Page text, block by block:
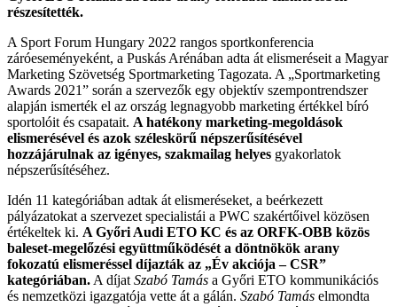
részesítették.
A Sport Forum Hungary 2022 rangos sportkonferencia
záróeseményeként, a Puskás Arénában adta át elismeréseit a Magyar
Marketing Szövetség Sportmarketing Tagozata. A „Sportmarketing
Awards 2021” során a szervezők egy objektív szempontrendszer
alapján ismerték el az ország legnagyobb marketing értékkel bíró
sportolóit és csapatait. A hatékony marketing-megoldások
elismerésével és azok széleskörű népszerűsítésével
hozzájárulnak az igényes, szakmailag helyes gyakorlatok
népszerűsítéséhez.
Idén 11 kategóriában adtak át elismeréseket, a beérkezett
pályázatokat a szervezet specialistái a PWC szakértőivel közösen
értékeltek ki. A Győri Audi ETO KC és az ORFK-OBB közös
baleset-megelőzési együttműködését a döntnökök arany
fokozatú elismeréssel díjazták az „Év akciója – CSR”
kategóriában. A díjat Szabó Tamás a Győri ETO kommunikációs
és nemzetközi igazgatója vette át a gálán. Szabó Tamás elmondta